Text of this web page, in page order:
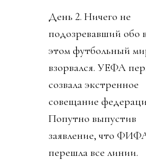
День 2. Ничего не
подозревавший обо
этом футбольный
взорвался. УЕФА
созвала экстренное
совещание
Попутно выпустив
заявление, что
перешла все линии.